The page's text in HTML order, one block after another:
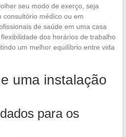
seu modo de exerço, seja
consultório médico ou em
de saúde em uma casa
dos horários de trabalho
um melhor equilíbrio entre vida
uma instalação
para os